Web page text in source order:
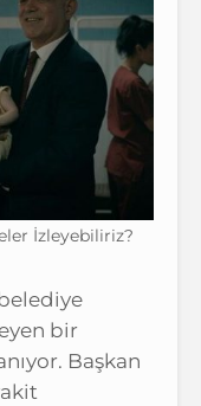
İzleyebiliriz?
bir
Başkan